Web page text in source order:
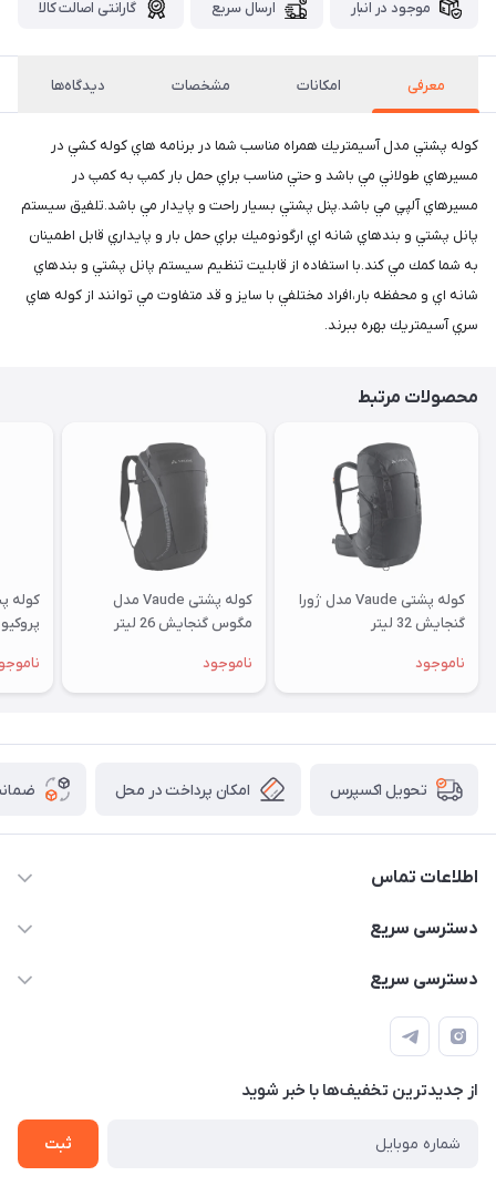
موجود در انبار ارسال سریع گارانتی اصالت کالا
معرفی امكانات مشخصات دیدگاه‌ها
كوله پشتي مدل آسيمتريك همراه مناسب شما در برنامه هاي كوله كشي در
مسيرهاي طولاني مي باشد و حتي مناسب براي حمل بار كمپ به كمپ در
مسيرهاي آلپي مي باشد.پنل پشتي بسيار راحت و پايدار مي باشد.تلفيق سيستم
پانل پشتي و بندهاي شانه اي ارگونوميك براي حمل بار و پايداري قابل اطمينان
به شما كمك مي كند.با استفاده از قابليت تنظيم سيستم پانل پشتي و بندهاي
شانه اي و محفظه بار،افراد مختلفي با سايز و قد متفاوت مي توانند از كوله هاي
سري آسيمتريك بهره ببرند.
محصولات مرتبط
کوله پشتی Vaude مدل ژورا
گنجایش 32 لیتر
ناموجود
کوله پشتی Vaude مدل
مگوس گنجایش 26 لیتر
ناموجود
تحویل اکسپرس امکان پرداخت در محل
اطلاعات تماس
۰۹۳۵۶۰۴۰۳۶۵
سیمای ورزش
دسترسی سریع
اسکیت فلایینگ ایگل
اسکیت دخترانه
دسترسی سریع
اسکوتر برقی دخترانه
اسکیت روسز
اسکوتر
از جدید‌ترین تخفیف‌ها با‌ خبر شوید
ثبت